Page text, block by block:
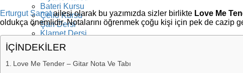
Bateri Kursu
Çello Kursu
Şan Dersi
Klarnet Dersi
Diksiyon Kursu
Yazarlık Kursu
Resim Kursu
Erturgut Sanatailesi olarak bu yazımızda sizler birlikte Love Me
oldukça önemlidir. Notalarını öğrenmek çoğu kişi için pek de cazip
İÇİNDEKİLER
Love Me Tender – Gitar Nota Ve Tabı